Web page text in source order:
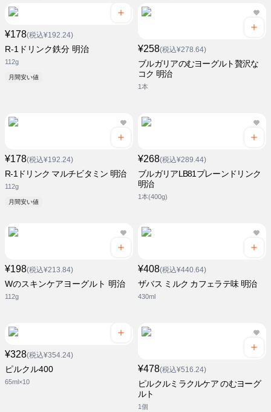
¥178(税込¥192.24)
R-1ドリンク鉄分 明治
112g
月間安い値
¥258(税込¥278.64)
ブルガリアのむヨーグルト贅沢な
コク 明治
1本
¥178(税込¥192.24)
R-1ドリンク マルチビタミン 明治
112g
月間安い値
¥268(税込¥289.44)
ブルガリアLB81プレーンドリンク
明治
1本(400g)
¥198(税込¥213.84)
Wのスキンケアヨーグルト 明治
112g
¥408(税込¥440.64)
ザバス ミルク カフェラテ味 明治
430ml
¥328(税込¥354.24)
ピルクル400
65ml×10
¥478(税込¥516.24)
ピルクルミラクルケア のむヨーグ
ルト
1個